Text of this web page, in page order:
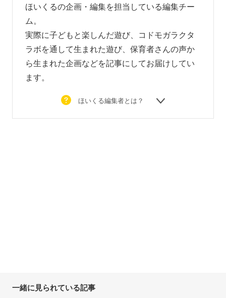
ほいくるの企画・編集を担当している編集チー
ム。
実際に子どもと楽しんだ遊び、コドモガラクタ
ラボを通して生まれた遊び、 保育者さんの声か
ら生まれた企画などを記事にしてお届けしてい
ます。
ほいくる編集者とは？
一緒に見られている記事